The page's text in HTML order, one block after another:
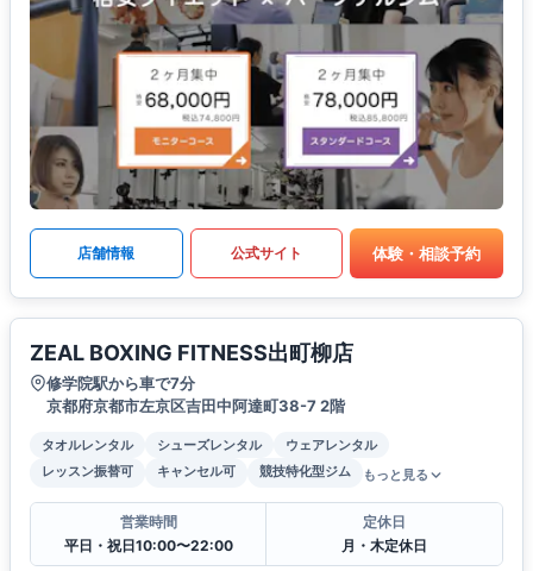
店舗情報 公式サイト 体験・相談予約
ZEAL BOXING FITNESS出町柳店
修学院駅から車で7分
京都府京都市左京区吉田中阿達町38-7 2階
タオルレンタル シューズレンタル
ウェアレンタル
レッスン振替可
キャンセル可 競技特化型ジム もっと見る
営業時間
平日・祝日10:00〜22:00
定休日
月・木定休日